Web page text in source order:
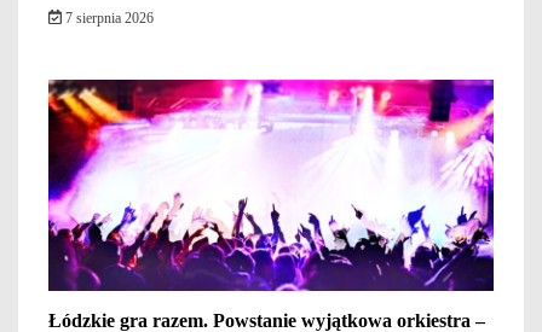
7 sierpnia 2026
Łódzkie gra razem. Powstanie wyjątkowa orkiestra –